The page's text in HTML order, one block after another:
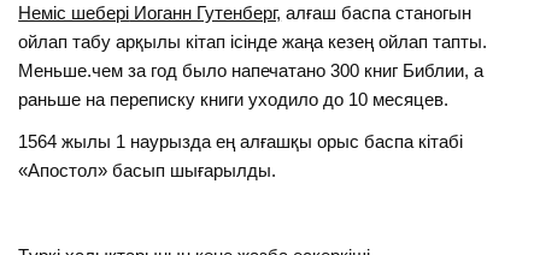
Неміс шебері Иоганн Гутенберг, алғаш баспа станогын
ойлап табу арқылы кітап ісінде жаңа кезең ойлап тапты.
Меньше.чем за год было напечатано 300 книг Библии, а
раньше на переписку книги уходило до 10 месяцев.
1564 жылы 1 наурызда ең алғашқы орыс баспа кітабі
«Апостол» басып шығарылды.